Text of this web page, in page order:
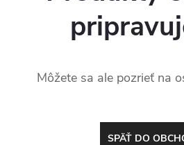
Môžete sa ale pozrieť na
SPÄŤ DO